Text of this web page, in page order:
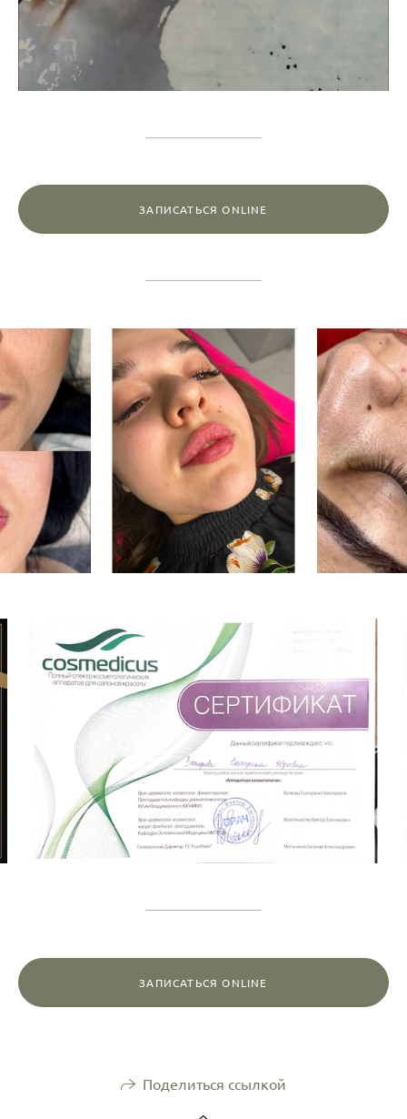
ЗАПИСАТЬСЯ ONLINE
ЗАПИСАТЬСЯ ONLINE
Поделиться ссылкой